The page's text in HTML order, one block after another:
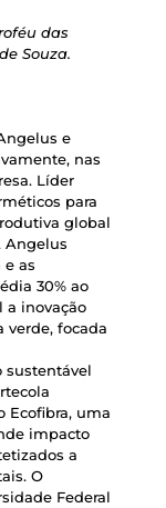
das
Souza.
e
nas
Líder
para
global
Angelus
as
30% ao
a inovação
verde, focada
sustentável
Ecofibra, uma
impacto
a
O
Federal